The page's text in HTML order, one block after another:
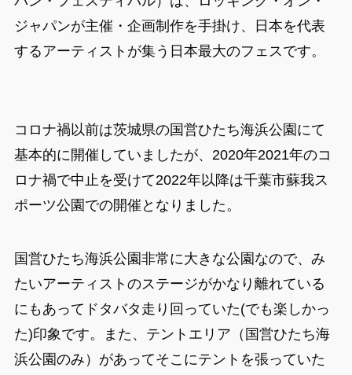
ジャパンが主催・企画制作を手掛け、日本を代表
するアーティストが集う日本最大のフェスです。
コロナ禍以前は茨城県の国営ひたち海浜公園にて
基本的に開催していましたが、2020年2021年のコ
ロナ禍で中止を受けて2022年以降は千葉市蘇我ス
ポーツ公園での開催となりました。
国営ひたち海浜公園非常に大きな公園なので、み
たいアーティストのステージがかなり離れている
にもあってドタバタ走り回っていた(でも楽しかっ
た)印象です。また、テントエリア（国営ひたち海
浜公園のみ）があってそこにテントを張っていた